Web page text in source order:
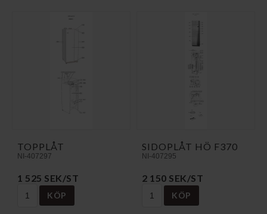
TOPPLÅT
NI-407297
1 525 SEK/ST
KÖP
SIDOPLÅT HÖ F370
NI-407295
2 150 SEK/ST
KÖP